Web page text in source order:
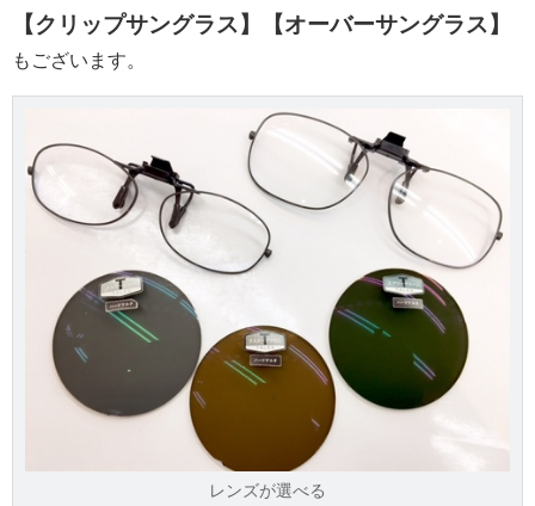
【クリップサングラス】【オーバーサングラス】
もございます。
レンズが選べる